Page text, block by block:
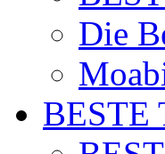
Die
BESTE